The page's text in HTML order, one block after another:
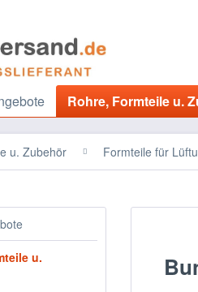
Rohre, Formteile u.
u. Zubehör Formteile für
u.